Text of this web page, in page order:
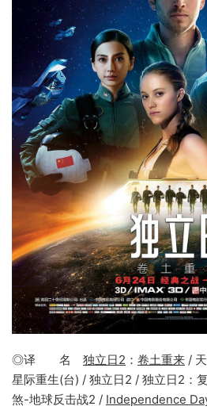
◎译 名 独立日2 ： 卷土重来 /
星际重生(台) / 独立日2 / 独立日2：
煞-地球反击战2 / Independence